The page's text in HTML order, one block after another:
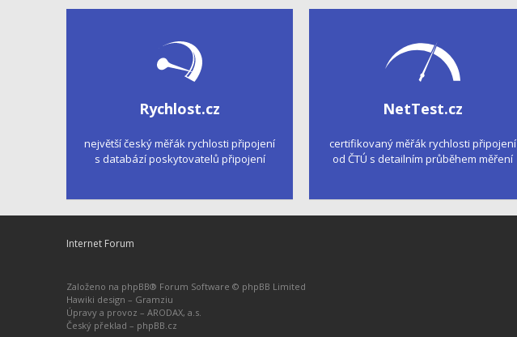
Rychlost.cz
největší český měřák rychlosti připojení
s databází poskytovatelů připojení
NetTest.cz
certifikovaný měřák rychlosti připojení
od ČTÚ s detailním průběhem měření
Internet Forum
Založeno na phpBB® Forum Software © phpBB Limited
Hawiki design – Gramziu
Úpravy a provoz – ARODAX, a.s.
Český překlad – phpBB.cz